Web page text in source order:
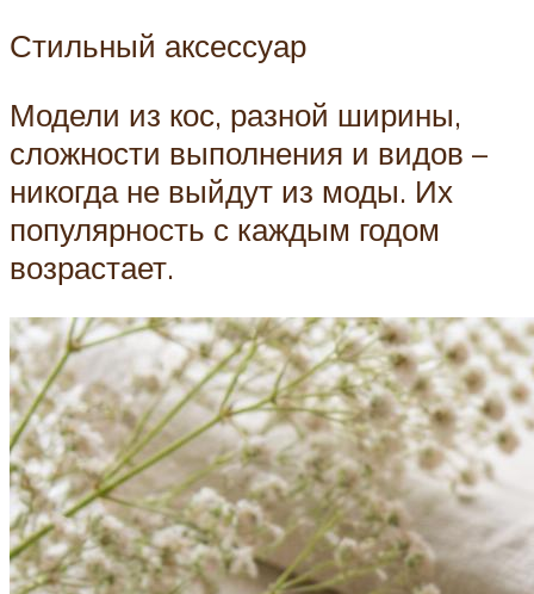
Стильный аксессуар
Модели из кос, разной ширины,
сложности выполнения и видов –
никогда не выйдут из моды. Их
популярность с каждым годом
возрастает.